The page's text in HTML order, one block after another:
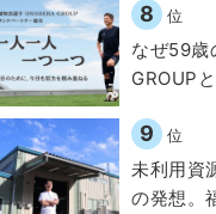
8 位
なぜ59
GROUP
9 位
未利用資
の発想。